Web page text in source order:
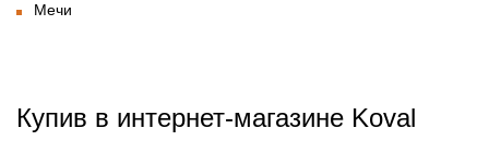
Мечи
Купив в интернет-магазине Koval